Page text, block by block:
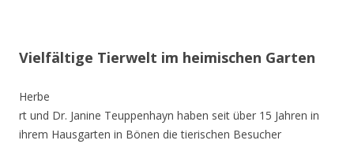
Vielfältige Tierwelt im heimischen Garten
Herbe
rt und Dr. Janine Teuppenhayn haben seit über 15 Jahren in
ihrem Hausgarten in Bönen die tierischen Besucher